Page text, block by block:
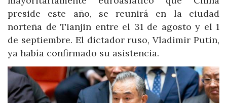
preside este año, se reunirá en la ciudad
norteña de Tianjin entre el 31 de agosto y el 1
de septiembre. El dictador ruso, Vladimir Putin,
ya había confirmado su asistencia.